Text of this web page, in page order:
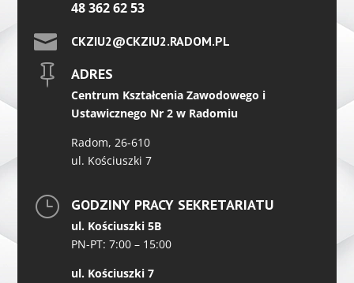
48 362 62 53
 CKZIU2@CKZIU2.RADOM.PL
 ADRES
Centrum Kształcenia Zawodowego i
Ustawicznego Nr 2 w Radomiu
Radom, 26-610
ul. Kościuszki 7
} GODZINY PRACY SEKRETARIATU
ul. Kościuszki 5B
PN-PT: 7:00 – 15:00
ul. Kościuszki 7